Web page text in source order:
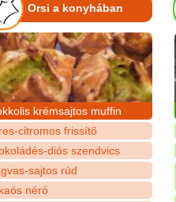
Orsi a konyhában
krémsajtos muffin
citromos frissítő
diós szendvics
sajtos rúd
néró